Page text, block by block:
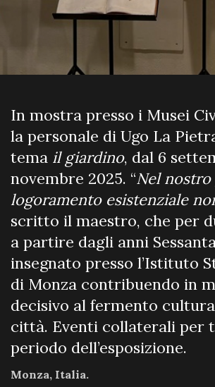
In mostra presso i Musei
la personale di Ugo La
tema il giardino, dal 6
novembre 2025. “Nel
logoramento esistenziale
scritto il maestro, che per
a partire dagli anni
insegnato presso l’Istituto
di Monza contribuendo in
decisivo al fermento
città. Eventi collaterali per
periodo dell’esposizione.
Monza, Italia.